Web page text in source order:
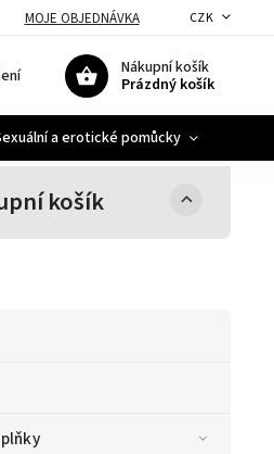
MOJE OBJEDNÁVKA CZK
Nákupní košík
Prázdný košík
a erotické pomůcky
košík